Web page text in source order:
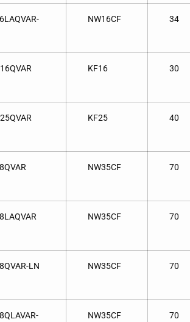
NW16CF 34
KF16 30
KF25 40
NW35CF 70
NW35CF 70
LN NW35CF 70
NW35CF 70